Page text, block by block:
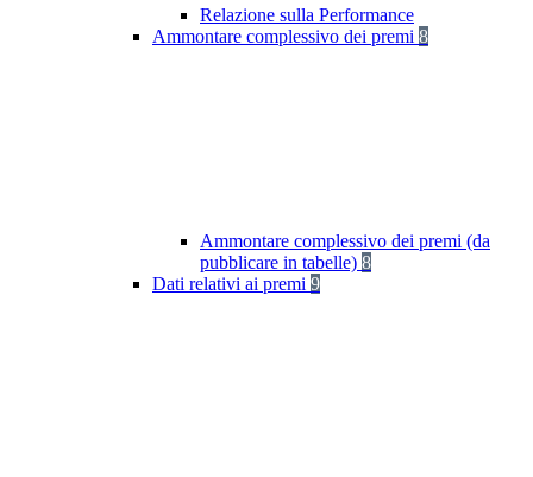
Relazione sulla Performance
Ammontare complessivo dei premi 8
Ammontare complessivo dei premi (da
pubblicare in tabelle) 8
Dati relativi ai premi 9